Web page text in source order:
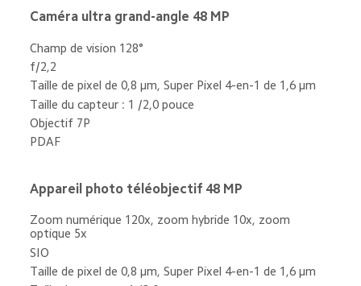
Caméra ultra grand-angle 48 MP
Champ de vision 128°
f/2,2
Taille de pixel de 0,8 μm, Super Pixel 4-en-1 de 1,6 μm
Taille du capteur : 1 /2,0 pouce
Objectif 7P
PDAF
Appareil photo téléobjectif 48 MP
Zoom numérique 120x, zoom hybride 10x, zoom
optique 5x
SIO
Taille de pixel de 0,8 μm, Super Pixel 4-en-1 de 1,6 μm